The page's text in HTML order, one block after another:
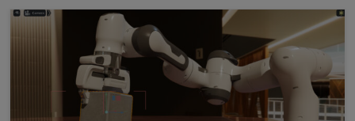
使用 NVIDIA Omniverse Kit 106 Milestone Release 为云构建